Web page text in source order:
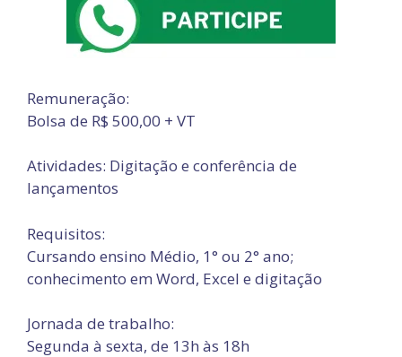
Remuneração:
Bolsa de R$ 500,00 + VT
Atividades: Digitação e conferência de
lançamentos
Requisitos:
Cursando ensino Médio, 1° ou 2° ano;
conhecimento em Word, Excel e digitação
Jornada de trabalho:
Segunda à sexta, de 13h às 18h